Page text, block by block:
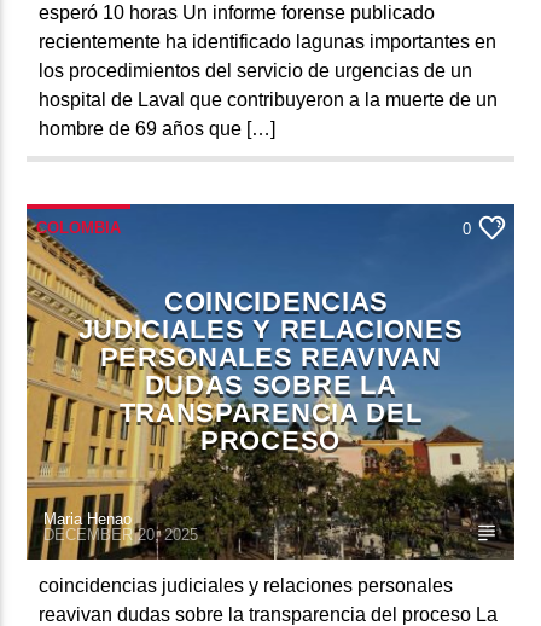
esperó 10 horas Un informe forense publicado
recientemente ha identificado lagunas importantes en
los procedimientos del servicio de urgencias de un
hospital de Laval que contribuyeron a la muerte de un
hombre de 69 años que […]
COLOMBIA 0
COINCIDENCIAS
JUDICIALES Y RELACIONES
PERSONALES REAVIVAN
DUDAS SOBRE LA
TRANSPARENCIA DEL
PROCESO
Maria Henao
DECEMBER 20, 2025
coincidencias judiciales y relaciones personales
reavivan dudas sobre la transparencia del proceso La